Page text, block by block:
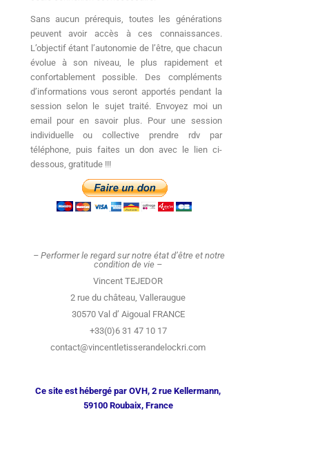
Sans aucun prérequis, toutes les générations
peuvent avoir accès à ces connaissances.
L’objectif étant l’autonomie de l’être, que chacun
évolue à son niveau, le plus rapidement et
confortablement possible. Des compléments
d’informations vous seront apportés pendant la
session selon le sujet traité. Envoyez moi un
email pour en savoir plus. Pour une session
individuelle ou collective prendre rdv par
téléphone, puis faites un don avec le lien ci-
dessous, gratitude !!!
– Performer le regard sur notre état d’être et notre
condition de vie –
Vincent TEJEDOR
2 rue du château, Valleraugue
30570 Val d’ Aigoual FRANCE
+33(0)6 31 47 10 17
contact@vincentletisserandelockri.com
Ce site est hébergé par OVH, 2 rue Kellermann,
59100 Roubaix, France